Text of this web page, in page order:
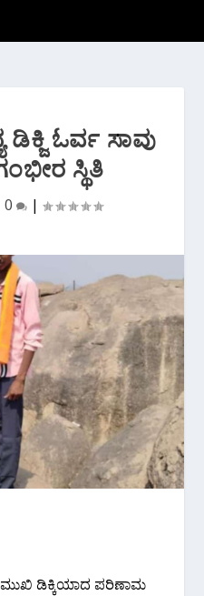
ಓರ್ವ ಸಾವು
ಸ್ಥಿತಿ
0 |
ಮುಖಿ ಡಿಕ್ಕಿಯಾದ ಪರಿಣಾಮ